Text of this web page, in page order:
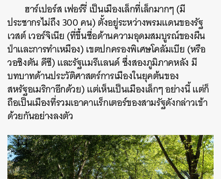
ฮาร์เปอร์ส เฟอร์รี่ เป็นเมืองเล็กที่เล็กมากๆ (มี
ประชากรไม่ถึง 300 คน) ตั้งอยู่ระหว่างพรมแดนของรัฐ
เวสต์ เวอร์จิเนีย (ที่ขึ้นชื่อด้านความอุดมสมบูรณ์ของผืน
ป่าและการทำเหมือง) เขตปกครองพิเศษโคลัมเบีย (หรือ
วอชิงตัน ดีซี) และรัฐแมรีแลนด์ ซึ่งสองภูมิภาคหลัง มี
บทบาทด้านประวัติศาสตร์การเมืองในยุคต้นของ
สหรัฐอเมริกาอีกด้วย) แต่เห็นเป็นเมืองเล็กๆ อย่างนี้ แต่ก็
ถือเป็นเมืองที่รวมเอาคาแร็กเตอร์ของสามรัฐดังกล่าวเข้า
ด้วยกันอย่างลงตัว